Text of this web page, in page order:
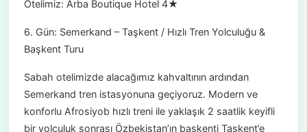
Otelimiz: Arba Boutique Hotel 4★
6. Gün: Semerkand – Taşkent / Hızlı Tren Yolculuğu &
Başkent Turu
Sabah otelimizde alacağımız kahvaltının ardından
Semerkand tren istasyonuna geçiyoruz. Modern ve
konforlu Afrosiyob hızlı treni ile yaklaşık 2 saatlik keyifli
bir yolculuk sonrası Özbekistan’ın başkenti Taşkent’e